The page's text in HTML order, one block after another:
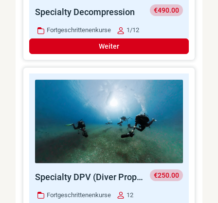
Specialty Decompression €490.00
Fortgeschrittenenkurse 1/12
Weiter
Specialty DPV (Diver Propulsion Vehicle) €250.00
Fortgeschrittenenkurse 12